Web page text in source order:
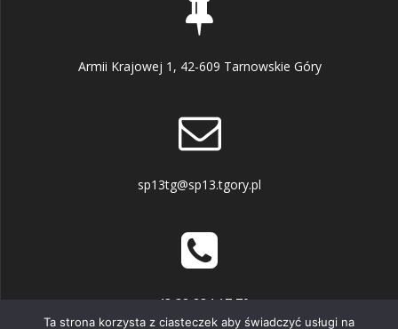
Armii Krajowej 1, 42-609 Tarnowskie Góry
sp13tg@sp13.tgory.pl
+48 32 284 17 70
Ta strona korzysta z ciasteczek aby świadczyć usługi na